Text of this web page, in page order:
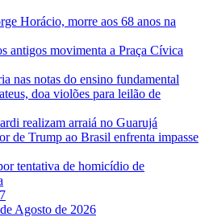
Horácio, morre aos 68 anos na
antigos movimenta a Praça Cívica
nas notas do ensino fundamental
doa violões para leilão de
realizam arraiá no Guarujá
de Trump ao Brasil enfrenta impasse
tentativa de homicídio de
Agosto de 2026